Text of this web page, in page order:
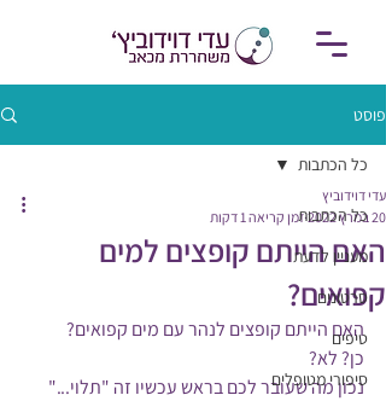
פוסט
כל הכתבות
מעניין לדעת
סרטונים
טיפים
סיפורי מטופלים
כל הכתבות
האם הייתם קופצים למים
קפואים?
עדי דוידוביץ
20 במרץ 2022
זמן קריאה 1 דקות
האם הייתם קופצים לנהר עם מים קפואים?
כן? לא?
נכון מה שעובר לכם בראש עכשיו זה "תלוי..."